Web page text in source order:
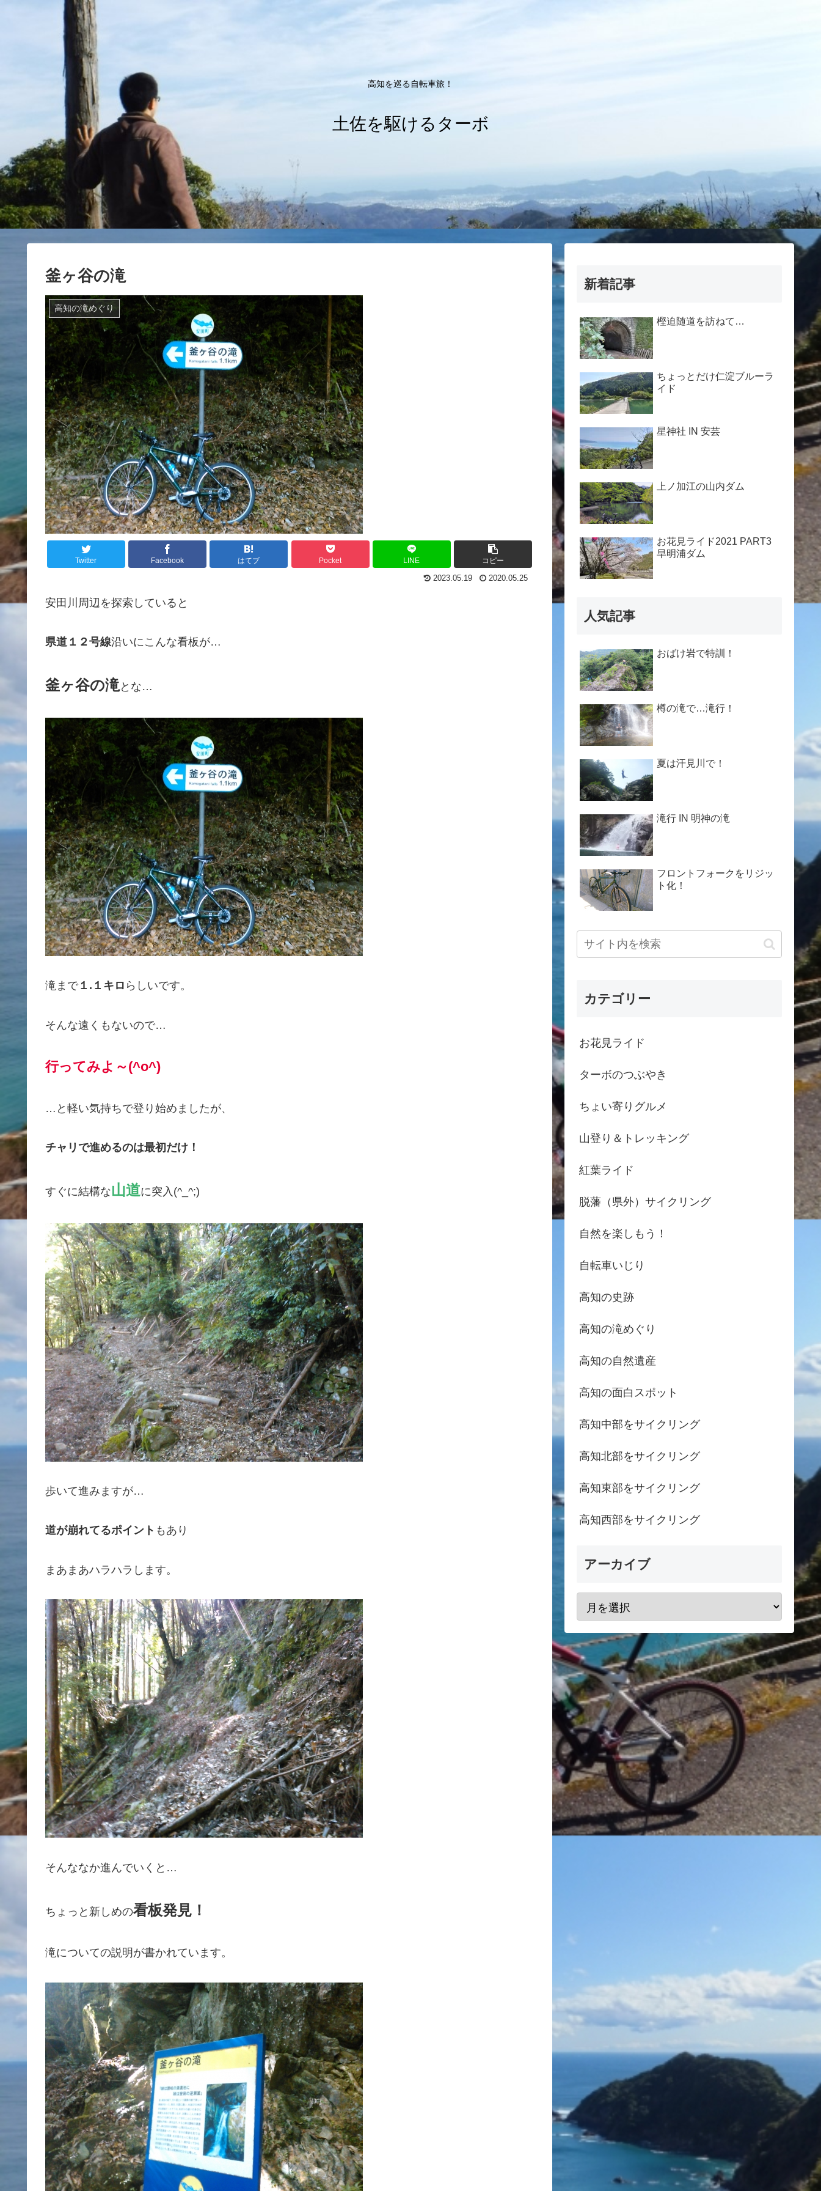
高知を巡る自転車旅！
土佐を駆けるターボ
釜ヶ谷の滝
高知の滝めぐり
Twitter Facebook はてブ Pocket LINE コピー
2023.05.19 2020.05.25
安田川周辺を探索していると
県道１２号線沿いにこんな看板が…
釜ヶ谷の滝とな…
滝まで１.１キロ らしいです。
そんな遠くもないので…
行ってみよ～(^o^)
…と軽い気持ちで登り始めましたが、
チャリで進めるのは最初だけ！
すぐに結構な山道に突入(^_^;)
歩いて進みますが…
道が崩れてるポイント もあり
まあまあハラハラします。
そんななか進んでいくと…
ちょっと新しめの看板発見！
滝についての説明が書かれています。
新着記事
樫迫随道を訪ねて…
ちょっとだけ仁淀ブルーラ
イド
星神社 IN 安芸
上ノ加江の山内ダム
お花見ライド2021 PART3
早明浦ダム
人気記事
おばけ岩で特訓！
樽の滝で…滝行！
夏は汗見川で！
滝行 IN 明神の滝
フロントフォークをリジッ
ト化！
カテゴリー
お花見ライド
ターボのつぶやき
ちょい寄りグルメ
山登り＆トレッキング
紅葉ライド
脱藩（県外）サイクリング
自然を楽しもう！
自転車いじり
高知の史跡
高知の滝めぐり
高知の自然遺産
高知の面白スポット
高知中部をサイクリング
高知北部をサイクリング
高知東部をサイクリング
高知西部をサイクリング
アーカイブ